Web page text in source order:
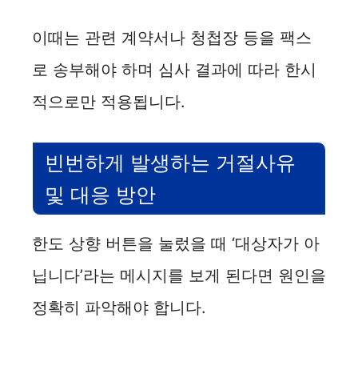
이때는 관련 계약서나 청첩장 등을 팩스
로 송부해야 하며 심사 결과에 따라 한시
적으로만 적용됩니다.
빈번하게 발생하는 거절사유
및 대응 방안
한도 상향 버튼을 눌렀을 때 ‘대상자가 아
닙니다’라는 메시지를 보게 된다면 원인을
정확히 파악해야 합니다.